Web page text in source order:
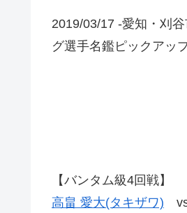
2019/03/17 -愛知・刈
グ選手名鑑ピックアッ
【バンタム級4回戦】
高畠 愛大(タキザワ)